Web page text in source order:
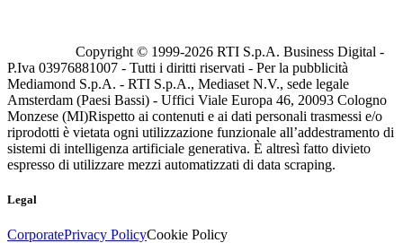
Copyright © 1999-2026 RTI S.p.A. Business Digital -
P.Iva 03976881007 - Tutti i diritti riservati - Per la pubblicità
Mediamond S.p.A. - RTI S.p.A., Mediaset N.V., sede legale
Amsterdam (Paesi Bassi) - Uffici Viale Europa 46, 20093 Cologno
Monzese (MI)Rispetto ai contenuti e ai dati personali trasmessi e/o
riprodotti è vietata ogni utilizzazione funzionale all’addestramento di
sistemi di intelligenza artificiale generativa. È altresì fatto divieto
espresso di utilizzare mezzi automatizzati di data scraping.
Legal
CorporatePrivacy PolicyCookie Policy